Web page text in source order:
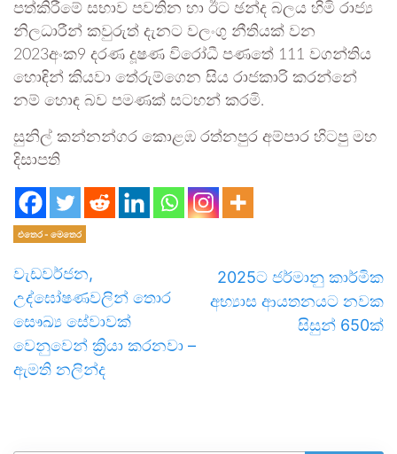
පත්කිරීමේ සභාව පවතින හා ඊට ඡන්ද බලය හිමි රාජ්‍ය
නිලධාරීන් කවුරුත් දැනට වලංගු නීතියක් වන
2023අංක9 දරණ දූෂණ විරෝධී පණතේ 111 වගන්තිය
හොඳින් කියවා තේරුම්ගෙන සිය රාජකාරි කරන්නේ
නම් හොඳ බව පමණක් සටහන් කරමි.
සුනිල් කන්නන්ගර කොළඹ රත්නපුර අම්පාර හිටපු මහ
දිසාපති
එතෙර - මෙතෙර
වැඩවර්ජන,
උද්ඝෝෂණවලින් තොර
සෞඛ්‍ය සේවාවක්
වෙනුවෙන් ක්‍රියා කරනවා –
ඇමති නලින්ද
2025ට ජර්මානු කාර්මික
අභ්‍යාස ආයතනයට නවක
සිසුන් 650ක්